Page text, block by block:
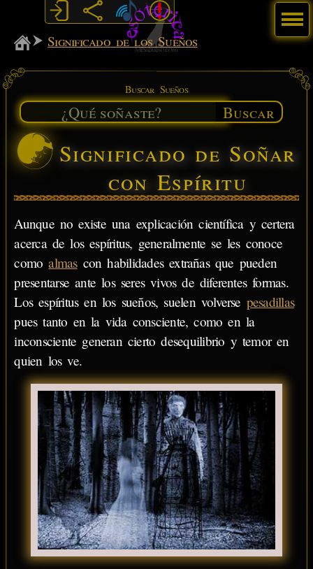
MiSabueso
Significado de los Sueños
Buscar Sueños
Buscar
Significado de Soñar
con Espíritu
Aunque no existe una explicación científica y certera
acerca de los espíritus, generalmente se les conoce
comoalmascon habilidades extrañas que pueden
presentarse ante los seres vivos de diferentes formas.
Los espíritus en los sueños, suelen volverse pesadillas
pues tanto en la vida consciente, como en la
inconsciente generan cierto desequilibrio y temor en
quien los ve.
Menú